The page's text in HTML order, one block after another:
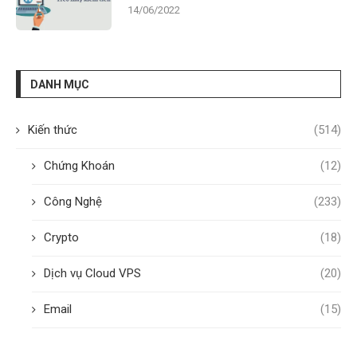
14/06/2022
DANH MỤC
Kiến thức (514)
Chứng Khoán (12)
Công Nghệ (233)
Crypto (18)
Dịch vụ Cloud VPS (20)
Email (15)